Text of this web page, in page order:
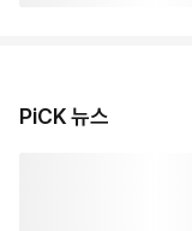
PiCK 뉴스